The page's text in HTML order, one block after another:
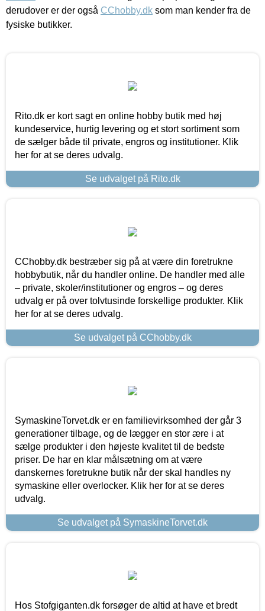
derudover er der også CChobby.dk som man kender fra de
fysiske butikker.
Rito.dk er kort sagt en online hobby butik med høj
kundeservice, hurtig levering og et stort sortiment som
de sælger både til private, engros og institutioner. Klik
her for at se deres udvalg.
Se udvalget på Rito.dk
CChobby.dk bestræber sig på at være din foretrukne
hobbybutik, når du handler online. De handler med alle
– private, skoler/institutioner og engros – og deres
udvalg er på over tolvtusinde forskellige produkter. Klik
her for at se deres udvalg.
Se udvalget på CChobby.dk
SymaskineTorvet.dk er en familievirksomhed der går 3
generationer tilbage, og de lægger en stor ære i at
sælge produkter i den højeste kvalitet til de bedste
priser. De har en klar målsætning om at være
danskernes foretrukne butik når der skal handles ny
symaskine eller overlocker. Klik her for at se deres
udvalg.
Se udvalget på SymaskineTorvet.dk
Hos Stofgiganten.dk forsøger de altid at have et bredt